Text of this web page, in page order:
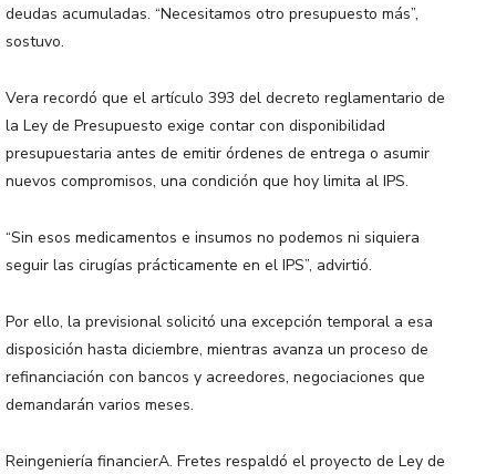
deudas acumuladas. “Necesitamos otro presupuesto más”,
sostuvo.
Vera recordó que el artículo 393 del decreto reglamentario de
la Ley de Presupuesto exige contar con disponibilidad
presupuestaria antes de emitir órdenes de entrega o asumir
nuevos compromisos, una condición que hoy limita al IPS.
“Sin esos medicamentos e insumos no podemos ni siquiera
seguir las cirugías prácticamente en el IPS”, advirtió.
Por ello, la previsional solicitó una excepción temporal a esa
disposición hasta diciembre, mientras avanza un proceso de
refinanciación con bancos y acreedores, negociaciones que
demandarán varios meses.
Reingeniería financierA. Fretes respaldó el proyecto de Ley de